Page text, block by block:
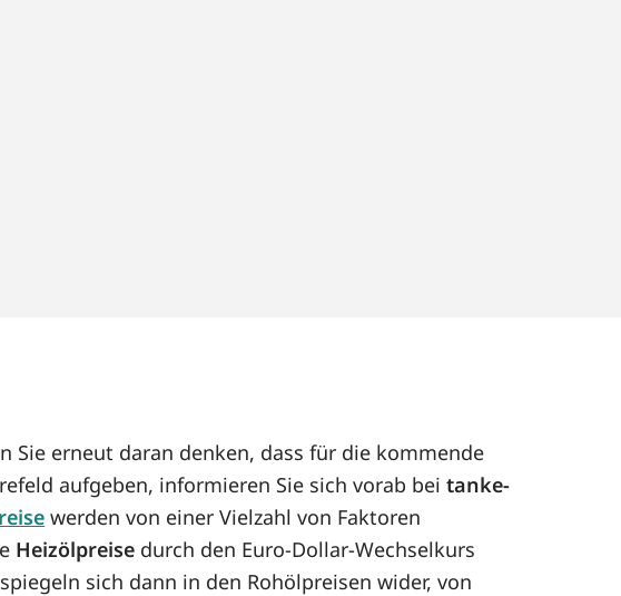
Sie erneut daran denken, dass für die kommende
aufgeben, informieren Sie sich vorab beitanke-
werden von einer Vielzahl von Faktoren
Heizölpreise durch den Euro-Dollar-Wechselkurs
sich dann in den Rohölpreisen wider, von